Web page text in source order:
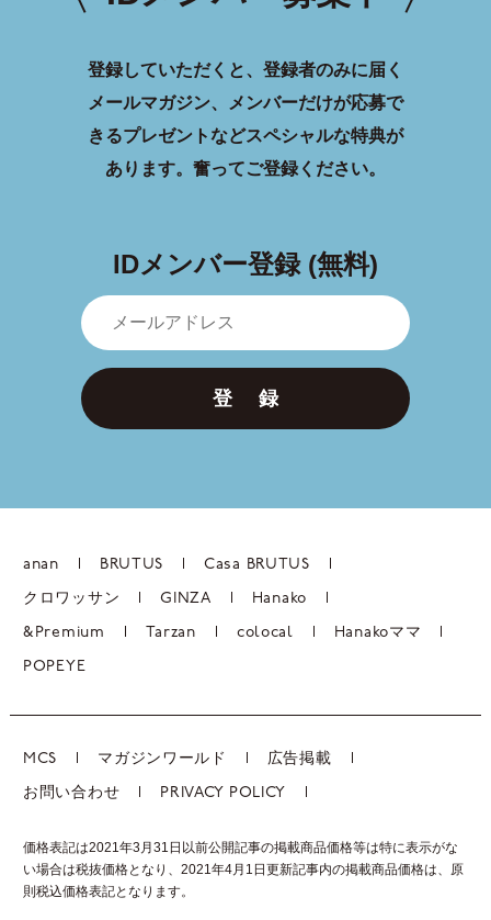
登録していただくと、登録者のみに届く
メールマガジン、メンバーだけが応募で
きるプレゼントなどスペシャルな特典が
あります。 奮ってご登録ください。
IDメンバー登録 (無料)
登 録
anan BRUTUS Casa BRUTUS
クロワッサン GINZA Hanako
&Premium Tarzan colocal Hanakoママ
POPEYE
MCS マガジンワールド 広告掲載
お問い合わせ PRIVACY POLICY
価格表記は2021年3月31日以前公開記事の掲載商品価格等は特に表示がな
い場合は税抜価格となり、2021年4月1日更新記事内の掲載商品価格は、 原
則税込価格表記となります。